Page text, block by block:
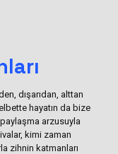
dışarıdan, alttan
hayatın da bize
arzusuyla
kimi zaman
zihnin katmanları